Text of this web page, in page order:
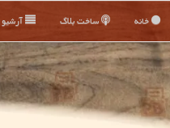
خانه ساخت بلاگ آرشیو